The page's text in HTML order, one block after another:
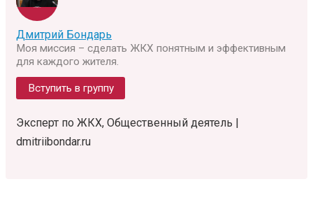
Дмитрий Бондарь
Моя миссия – сделать ЖКХ понятным и эффективным
для каждого жителя.
Вступить в группу
Эксперт по ЖКХ, Общественный деятель |
dmitriibondar.ru